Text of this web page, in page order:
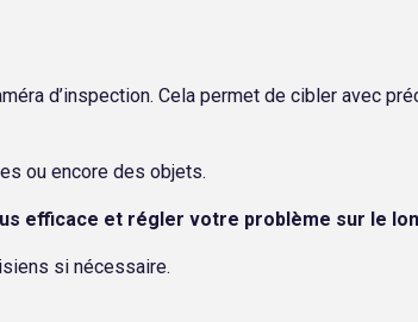
d’inspection. Cela permet de cibler avec
ou encore des objets.
efficace et régler votre problème sur le
si nécessaire.